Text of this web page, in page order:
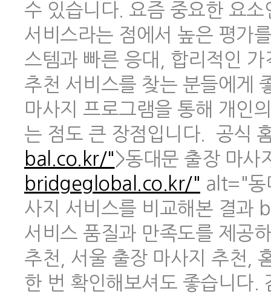
수 있습니다. 요즘 중요한 요
서비스라는 점에서 높은 평가
스템과 빠른 응대, 합리적인
추천 서비스를 찾는 분들에게
마사지 프로그램을 통해 개인
는 점도 큰 장점입니다. 공식
bal.co.kr/">동대문 출장 마
bridgeglobal.co.kr/" alt="동
사지 서비스를 비교해본 결과
서비스 품질과 만족도를 제공
추천, 서울 출장 마사지 추천,
한 번 확인해보셔도 좋습니다